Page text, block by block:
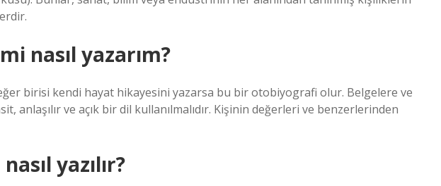
nasıl yazarım?
birisi kendi hayat hikayesini yazarsa bu bir otobiyografi olur. Belgelere ve
anlaşılır ve açık bir dil kullanılmalıdır. Kişinin değerleri ve benzerlerinden
yazılır?